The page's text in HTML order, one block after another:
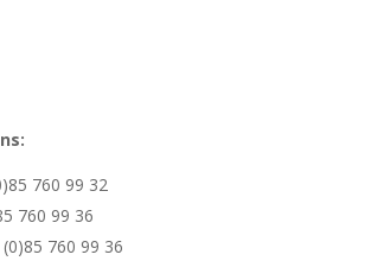
760 99 32
760 99 36
760 99 36